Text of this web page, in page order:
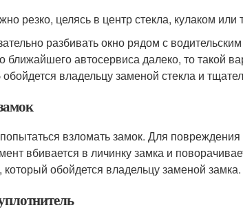
резко, целясь в центр стекла, кулаком
разбивать окно рядом с
ближайшего автосервиса далеко, то такой
владельцу заменой стекла и
взломать замок. Для повреждения
вбивается в личинку замка и
который обойдется владельцу заменой замка.